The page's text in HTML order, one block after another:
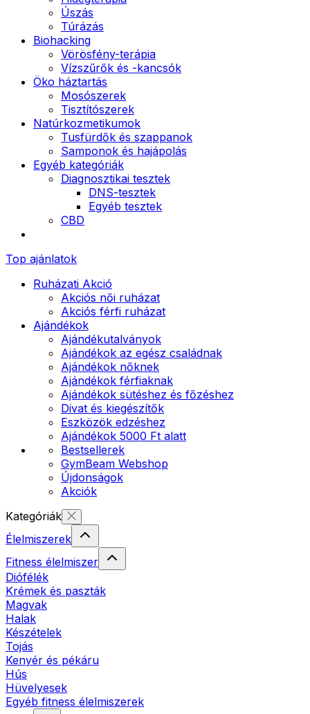
Úszás
Túrázás
Biohacking
Vörösfény-terápia
Vízszűrők és -kancsók
Öko háztartás
Mosószerek
Tisztítószerek
Natúrkozmetikumok
Tusfürdők és szappanok
Samponok és hajápolás
Egyéb kategóriák
Diagnosztikai tesztek
DNS-tesztek
Egyéb tesztek
CBD
Top ajánlatok
Ruházati Akció
Akciós női ruházat
Akciós férfi ruházat
Ajándékok
Ajándékutalványok
Ajándékok az egész családnak
Ajándékok nőknek
Ajándékok férfiaknak
Ajándékok sütéshez és főzéshez
Divat és kiegészítők
Eszközök edzéshez
Ajándékok 5000 Ft alatt
Bestsellerek
GymBeam Webshop
Újdonságok
Akciók
Kategóriák
Élelmiszerek
Fitness élelmiszer
Diófélék
Krémek és paszták
Magvak
Halak
Készételek
Tojás
Kenyér és pékáru
Hús
Hüvelyesek
Egyéb fitness élelmiszerek